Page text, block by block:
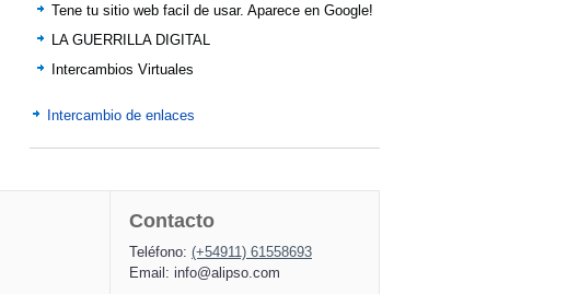
Tene tu sitio web facil de usar. Aparece en Google!
LA GUERRILLA DIGITAL
Intercambios Virtuales
Intercambio de enlaces
Contacto
Teléfono: (+54911) 61558693
Email: info@alipso.com